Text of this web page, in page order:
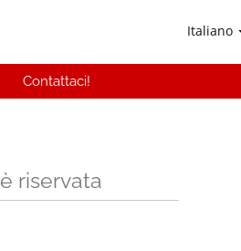
Italiano
Contattaci!
riservata